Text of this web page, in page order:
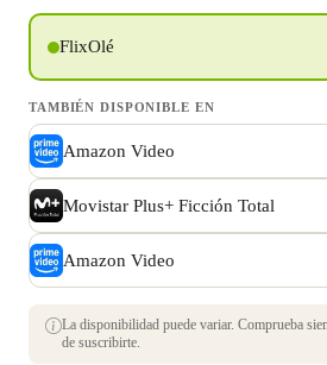
FlixOlé
TAMBIÉN DISPONIBLE EN
Amazon Video
Movistar Plus+ Ficción Total
Amazon Video
La disponibilidad puede variar. Comprueba
de suscribirte.